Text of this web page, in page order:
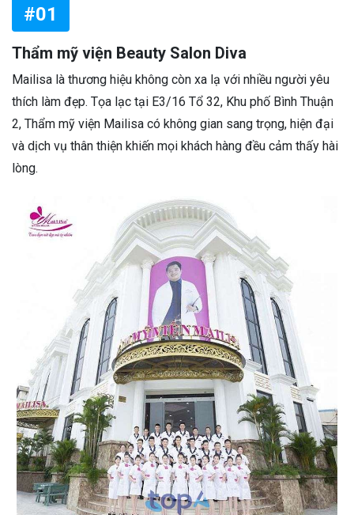
#01
Thẩm mỹ viện Beauty Salon Diva
Mailisa là thương hiệu không còn xa lạ với nhiều người yêu
thích làm đẹp. Tọa lạc tại E3/16 Tổ 32, Khu phố Bình Thuận
2, Thẩm mỹ viện Mailisa có không gian sang trọng, hiện đại
và dịch vụ thân thiện khiến mọi khách hàng đều cảm thấy hài
lòng.